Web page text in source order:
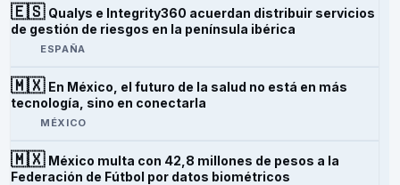
🇪🇸 Qualys e Integrity360 acuerdan distribuir servicios
de gestión de riesgos en la península ibérica
ESPAÑA
🇲🇽 En México, el futuro de la salud no está en más
tecnología, sino en conectarla
MÉXICO
🇲🇽 México multa con 42,8 millones de pesos a la
Federación de Fútbol por datos biométricos